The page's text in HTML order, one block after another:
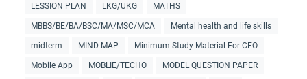
LESSION PLAN LKG/UKG MATHS
MBBS/BE/BA/BSC/MA/MSC/MCA Mental health and life skills
midterm MIND MAP Minimum Study Material For CEO
Mobile App MOBLIE/TECHO MODEL QUESTION PAPER